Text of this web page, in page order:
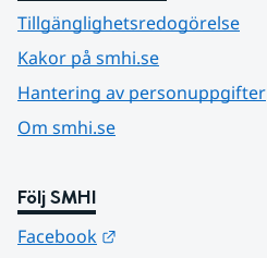
Tillgänglighetsredogörelse
Kakor på smhi.se
Hantering av personuppgifter
Om smhi.se
Följ SMHI
Facebook